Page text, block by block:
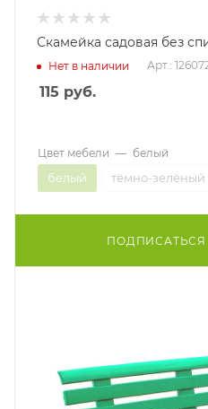
Скамейка садовая без
Нет в наличии Арт.:
115 руб.
Цвет мебели — белый
белый тёмно-зелёный